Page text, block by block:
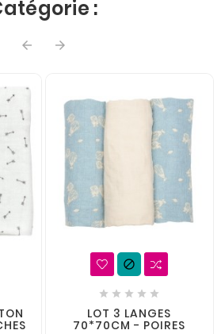
:
 

    
LOT 3 LANGES
70*70CM - POIRES